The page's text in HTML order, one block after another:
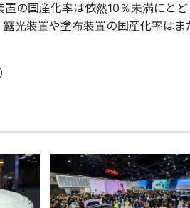
置の国産化率は依然10％未満にとど
露光装置や塗布装置の国産化率はま